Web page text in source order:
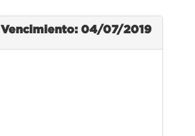
Vencimiento: 04/07/2019